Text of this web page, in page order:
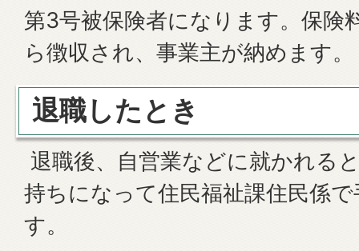
第3号被保険者になります。保険
ら徴収され、事業主が納めます。
退職したとき
退職後、自営業などに就かれる
持ちになって住民福祉課住民係
す。